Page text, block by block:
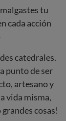
tu
cada acción
catedrales.
punto de ser
artesano y
vida misma,
cosas!